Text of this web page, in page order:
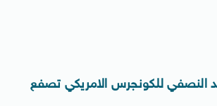
النصفي للكونجرس الامريكي تصفع